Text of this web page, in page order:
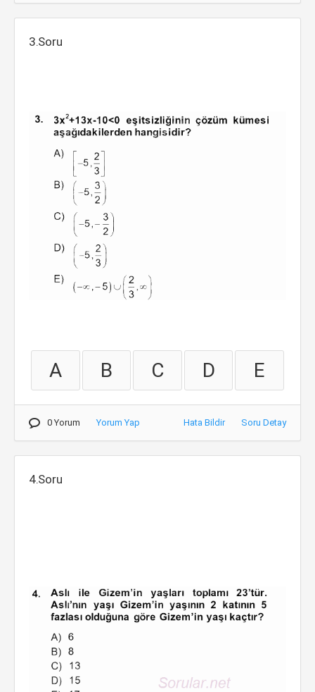
3.Soru
A B C D E
0 Yorum Yorum Yap Hata Bildir Soru Detay
4.Soru